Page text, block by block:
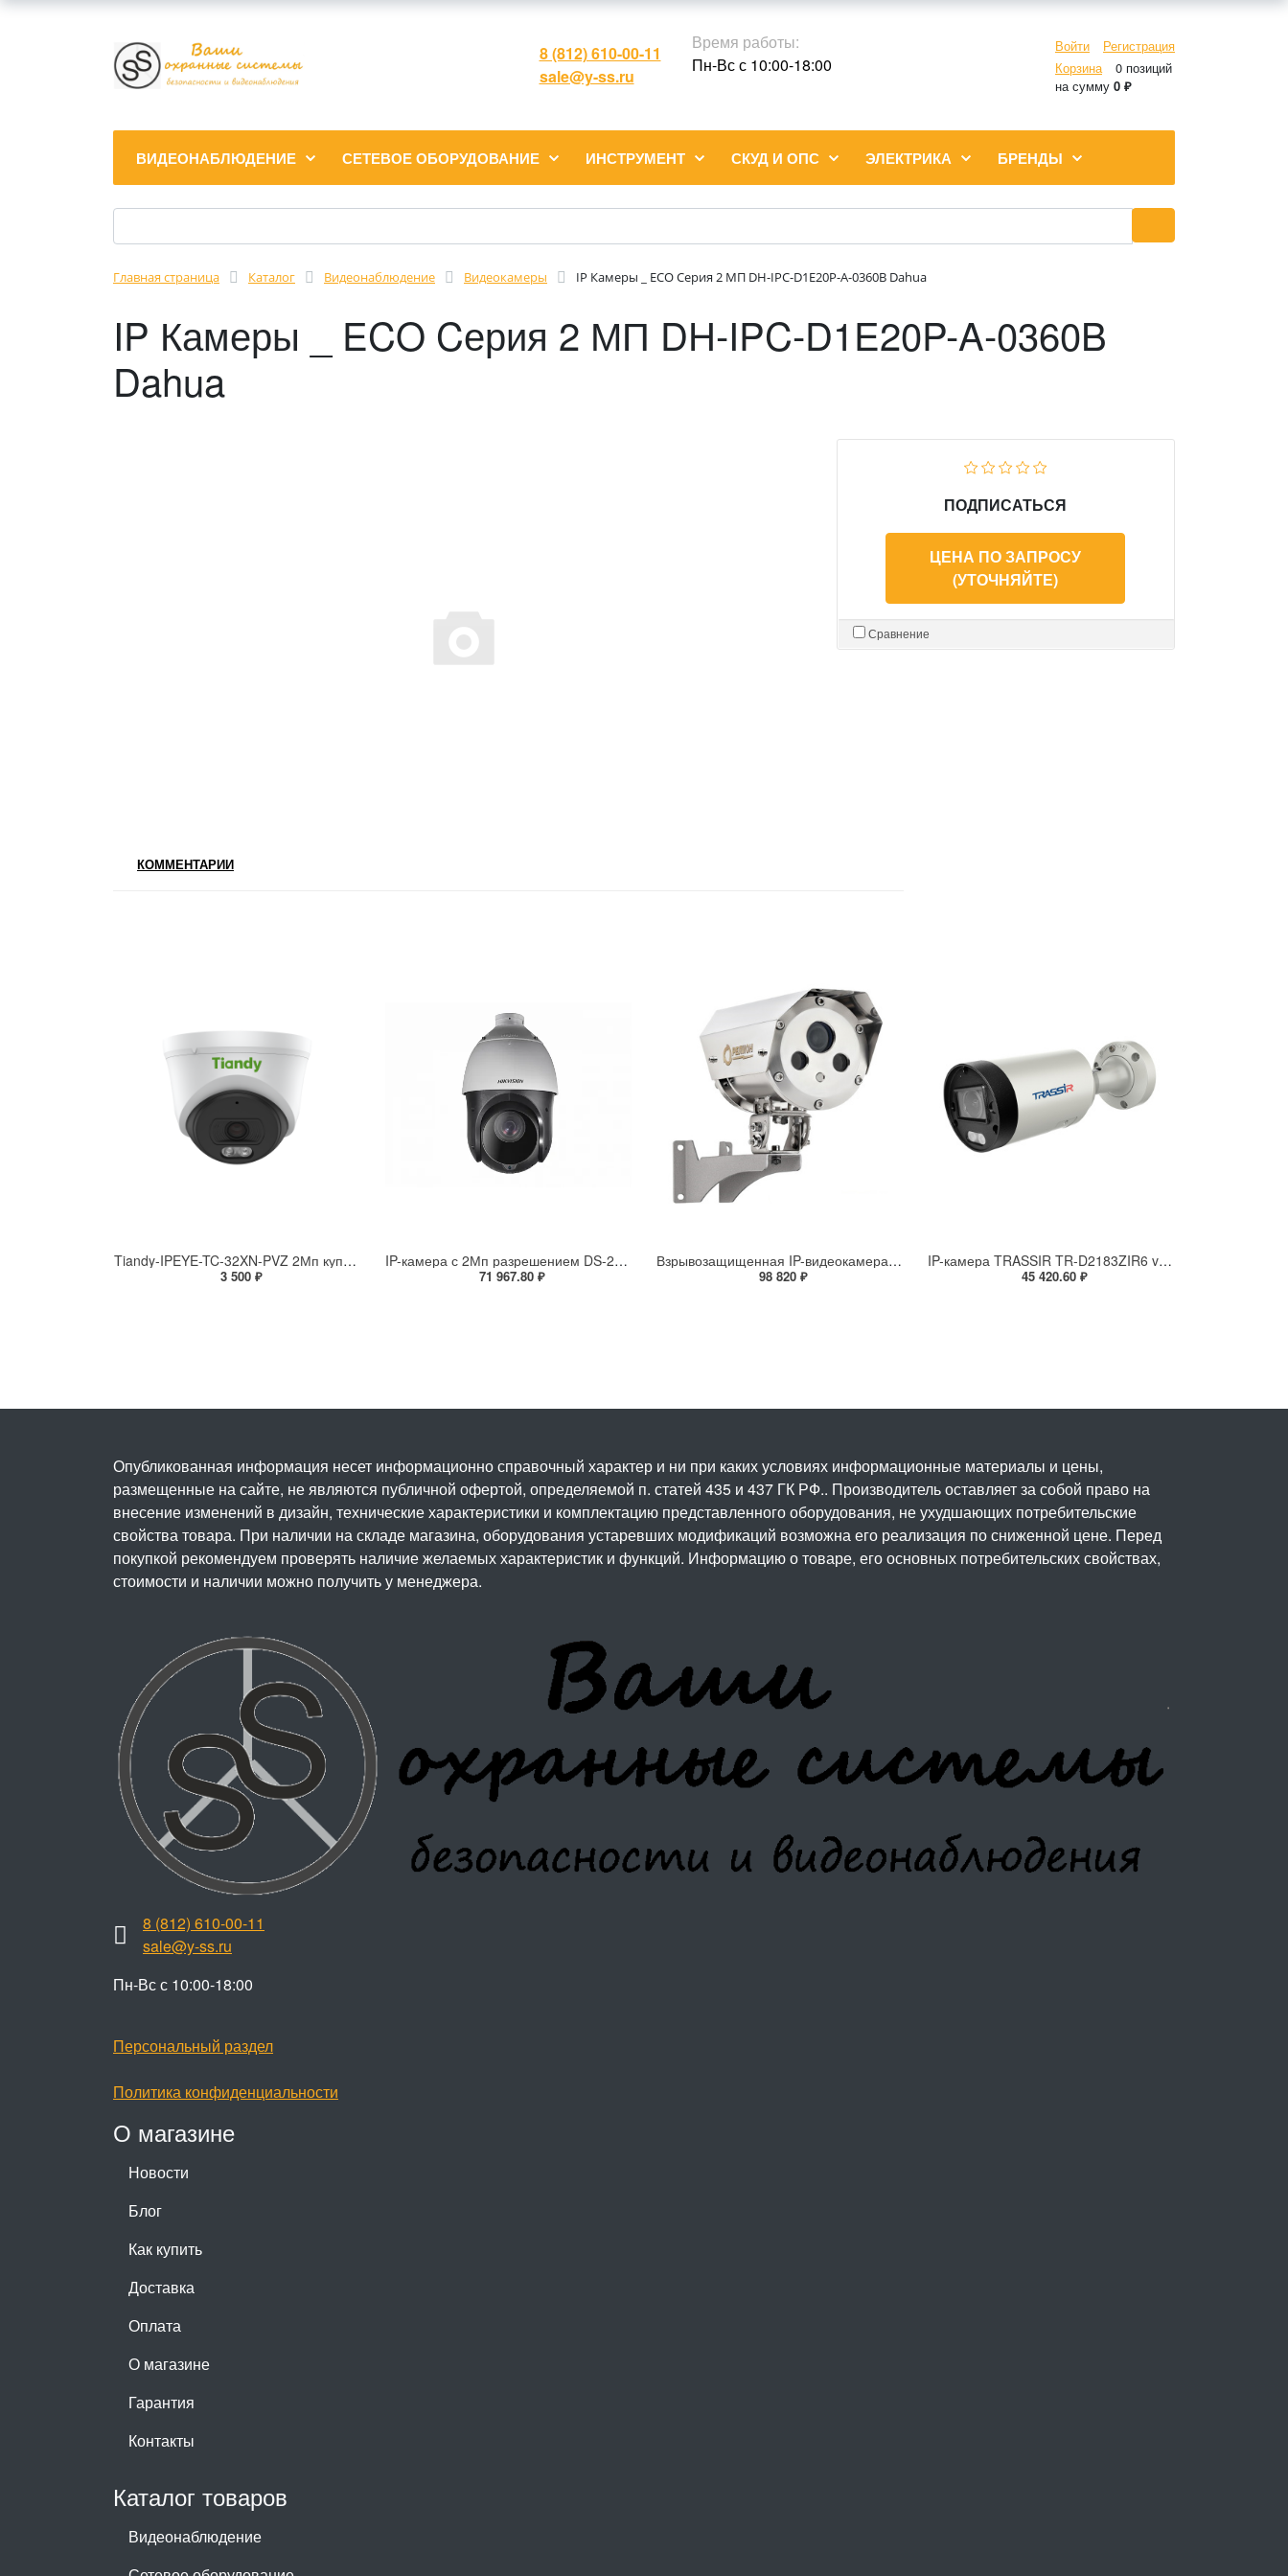
Войти
Регистрация
Корзина
0 позиций
на сумму 0 ₽
8 (812) 610-00-11
sale@y-ss.ru
Время работы:
Пн-Вс с 10:00-18:00
ВИДЕОНАБЛЮДЕНИЕ СЕТЕВОЕ ОБОРУДОВАНИЕ ИНСТРУМЕНТ СКУД И ОПС ЭЛЕКТРИКА БРЕНДЫ
Главная страница Каталог Видеонаблюдение Видеокамеры IP Камеры _ ECO Cерия 2 МП DH-IPC-D1E20P-A-0360B Dahua
IP Камеры _ ECO Cерия 2 МП DH-IPC-D1E20P-A-0360B
Dahua
ПОДПИСАТЬСЯ
ЦЕНА ПО ЗАПРОСУ
(УТОЧНЯЙТЕ)
Сравнение
КОММЕНТАРИИ
Tiandy-IPEYE-TC-32XN-PVZ 2Мп купольная «турель» IP камера с фиксированным объективом, серия SPARK со встроенным агентом IPEYE для ПВЗ
3 500 ₽
IP-камера с 2Мп разрешением DS-2DE4225IW-DE(S5)
71 967.80 ₽
Взрывозащищенная IP-видеокамера Релион Релион-Exd-Н-100-ИК-IP5Мп2.8mm-PoE-МК-TR
98 820 ₽
IP-камера TRASSIR TR-D2183ZIR6 v7 (2.7-13.5 мм)
45 420.60 ₽
О магазине
Новости
Блог
Как купить
Доставка
Оплата
О магазине
Гарантия
Контакты
Каталог товаров
Видеонаблюдение
8 (812) 610-00-11
sale@y-ss.ru
Пн-Вс с 10:00-18:00
Персональный раздел
Политика конфиденциальности
Опубликованная информация несет информационно справочный характер и ни при каких условиях информационные материалы и цены,
размещенные на сайте, не являются публичной офертой, определяемой п. статей 435 и 437 ГК РФ.. Производитель оставляет за собой право на
внесение изменений в дизайн, технические характеристики и комплектацию представленного оборудования, не ухудшающих потребительские
свойства товара. При наличии на складе магазина, оборудования устаревших модификаций возможна его реализация по сниженной цене. Перед
покупкой рекомендуем проверять наличие желаемых характеристик и функций. Информацию о товаре, его основных потребительских свойствах,
стоимости и наличии можно получить у менеджера.